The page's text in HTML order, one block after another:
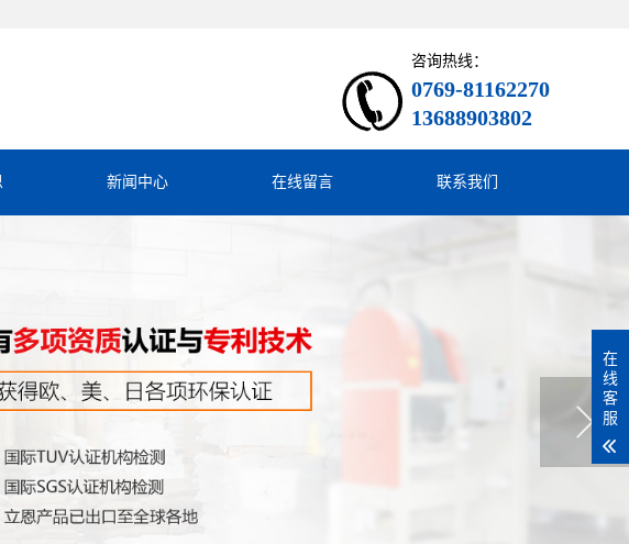
咨询热线：
0769-81162270
13688903802
新闻中心 在线留言 联系我们
在
线
客
服